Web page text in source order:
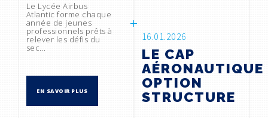
Le Lycée Airbus
Atlantic forme chaque
année de jeunes
professionnels prêts à
relever les défis du
sec...
EN SAVOIR PLUS
16.01.2026
LE CAP
AÉRONAUTIQUE
OPTION
STRUCTURE